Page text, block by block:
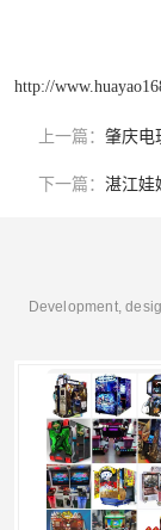
http://
上一篇： 肇庆电
下一篇： 湛江娃
Development,